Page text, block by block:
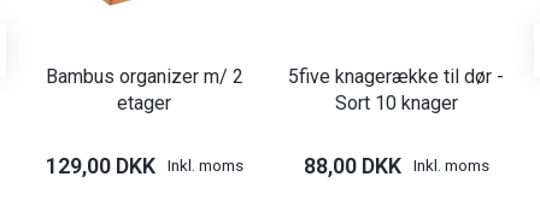
Bambus organizer m/ 2
etager
129,00 DKK Inkl. moms
5five knagerække til dør -
Sort 10 knager
88,00 DKK Inkl. moms